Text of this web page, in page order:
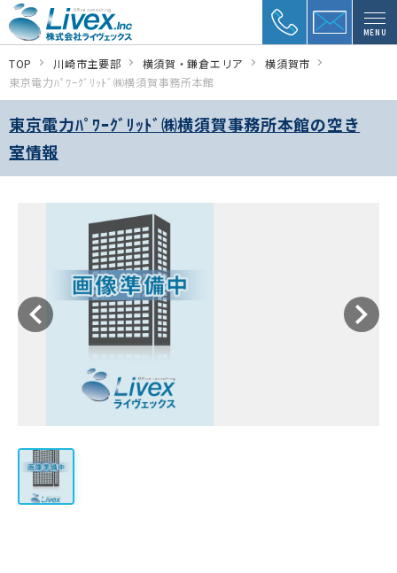
MENU
TOP 川崎市主要部 横須賀・鎌倉エリア
横須賀市
東京電力ﾊﾟﾜｰｸﾞﾘｯﾄﾞ㈱横須賀事務所本館
東京電力ﾊﾟﾜｰｸﾞﾘｯﾄﾞ㈱横須賀事務所本館の空き
室情報